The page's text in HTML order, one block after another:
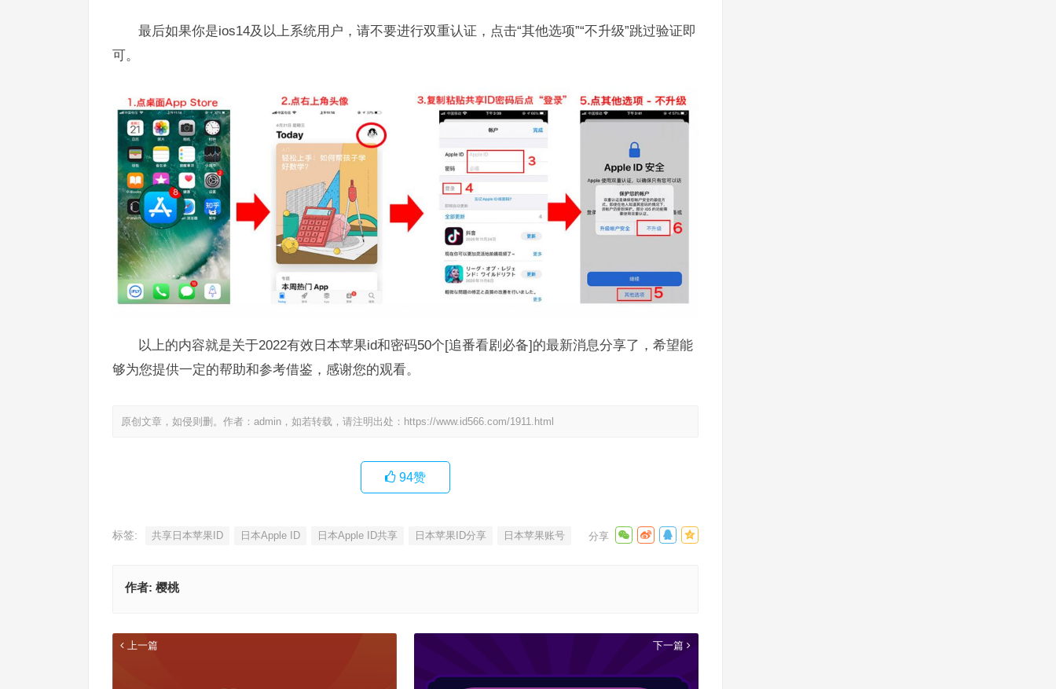
最后如果你是ios14及以上系统用户，请不要进行双重认证，点击“其他选项”“不升级”跳过验证即
可。
以上的内容就是关于2022有效日本苹果id和密码50个[追番看剧必备]的最新消息分享了，希望能
够为您提供一定的帮助和参考借鉴，感谢您的观看。
原创文章，如侵则删。作者：admin，如若转载，请注明出处： https://www.id566.com/1911.html
94赞
标签: 共享日本苹果ID 日本Apple ID 日本Apple ID共享 日本苹果ID分享 日本苹果账号
作者: 樱桃
上一篇 下一篇